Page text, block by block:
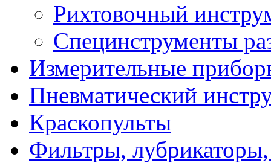
Рихтовочный
Специнструменты
Измерительные
Пневматический
Краскопульты
Фильтры,